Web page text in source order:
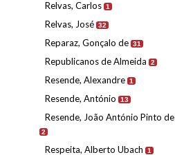
Relvas, Carlos 1
Relvas, José 32
Reparaz, Gonçalo de 31
Republicanos de Almeida 2
Resende, Alexandre 1
Resende, António 13
Resende, João António Pinto de
2
Respeita, Alberto Ubach 1